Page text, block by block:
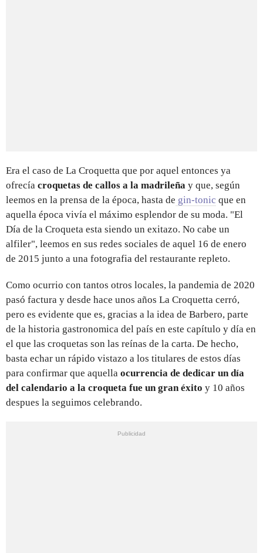
Era el caso de La Croquetta que por aquel entonces ya
ofrecía croquetas de callos a la madrileña y que, según
leemos en la prensa de la época, hasta de gin-tonic que en
aquella época vivía el máximo esplendor de su moda. "El
Día de la Croqueta esta siendo un exitazo. No cabe un
alfiler", leemos en sus redes sociales de aquel 16 de enero
de 2015 junto a una fotografia del restaurante repleto.
Como ocurrio con tantos otros locales, la pandemia de 2020
pasó factura y desde hace unos años La Croquetta cerró,
pero es evidente que es, gracias a la idea de Barbero, parte
de la historia gastronomica del país en este capítulo y día en
el que las croquetas son las reínas de la carta. De hecho,
basta echar un rápido vistazo a los titulares de estos días
para confirmar que aquella ocurrencia de dedicar un día
del calendario a la croqueta fue un gran éxito y 10 años
despues la seguimos celebrando.